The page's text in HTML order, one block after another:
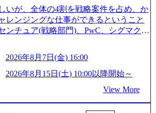
のお時間をいただく場合がございます
れぞれ最大1時間を想定しております ・
およびURLを共有させていただきます
談ともに、どの時間開始となってもご
選考会のご参加希望の方は、事前に
だきます(受験期限は1day選考会実施日
だし、30代以上のコンサルファーム経
受検免除、書類選考のみ。 書類選考
に合格している方へ1day選考会当日の
いが、全体の4割を戦略案件を占め、か
レンジングな仕事ができるということ
ンチュア(戦略部門)、PwC、シグマクシ
ピュアな戦略を伸ばす新興ファーム。
れる可能性※SaaSプロダクト、地方創
モート比率99%、福岡や北海道在中者
があり、ヘルスケアな業界は広げてい
ブ支給という他社にはない制度 ワンプ
2026年8月7日(金) 16:00
2026年8月15日(土) 10:00以降開始～
View More